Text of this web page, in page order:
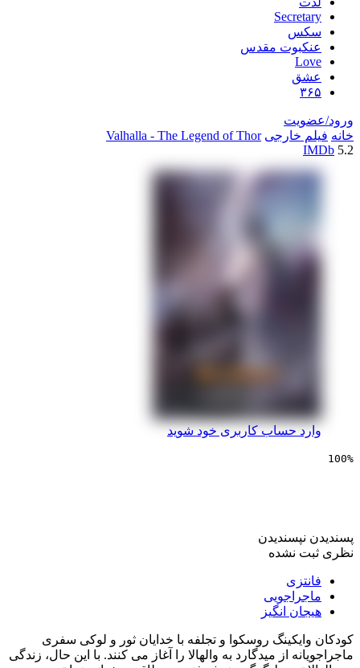
مقدس
خارجی Valhalla - The Legend of Thor
حساب کاربری خود شوید
نشده
انگیز
روسکوا و تجلفه با خدایان ثور و لوکی سفری
از میدگارد به والهالا را آغاز می کنند. با این حال، زندگی